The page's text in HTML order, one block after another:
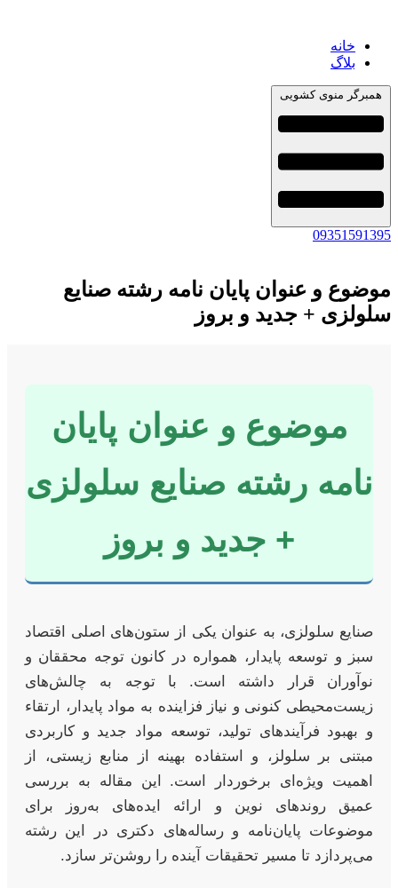
خانه
بلاگ
همبرگر منوی کشویی
09351591395
موضوع و عنوان پایان نامه رشته صنایع
سلولزی + جدید و بروز
موضوع و عنوان پایان
نامه رشته صنایع سلولزی
+ جدید و بروز
صنایع سلولزی، به عنوان یکی از ستون‌های اصلی اقتصاد
سبز و توسعه پایدار، همواره در کانون توجه محققان و
نوآوران قرار داشته است. با توجه به چالش‌های
زیست‌محیطی کنونی و نیاز فزاینده به مواد پایدار، ارتقاء
و بهبود فرآیندهای تولید، توسعه مواد جدید و کاربردی
مبتنی بر سلولز، و استفاده بهینه از منابع زیستی، از
اهمیت ویژه‌ای برخوردار است. این مقاله به بررسی
عمیق روندهای نوین و ارائه ایده‌های به‌روز برای
موضوعات پایان‌نامه و رساله‌های دکتری در این رشته
می‌پردازد تا مسیر تحقیقات آینده را روشن‌تر سازد.